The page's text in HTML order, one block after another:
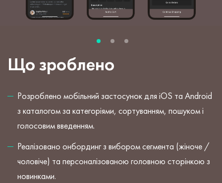
Що зроблено
Розроблено мобільний застосунок для iOS та Android
з каталогом за категоріями, сортуванням, пошуком і
голосовим введенням.
Реалізовано онбординг з вибором сегмента (жіноче /
чоловіче) та персоналізованою головною сторінкою з
новинками.